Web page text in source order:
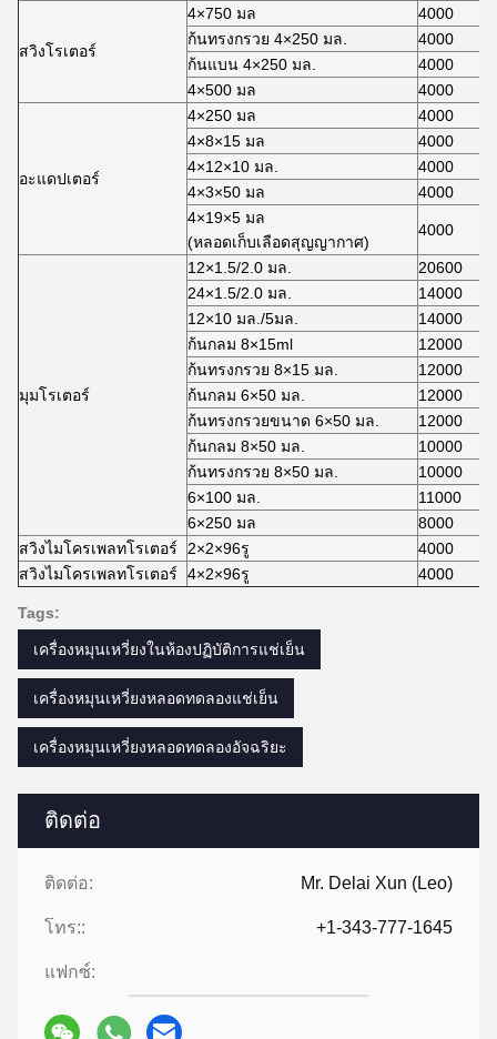
ติดต่อ
ติดต่อ: Mr. Delai Xun (Leo)
โทร:: +1-343-777-1645
แฟกซ์:
สวิงโรเตอร์
4×750 มล
4000
ก้นทรงกรวย 4×250 มล.
4000
ก้นแบน 4×250 มล.
4000
4×500 มล
4000
อะแดปเตอร์
4×250 มล
4000
4×8×15 มล
4000
4×12×10 มล.
4000
4×3×50 มล
4000
4×19×5 มล
(หลอดเก็บเลือดสุญญากาศ)
4000
มุมโรเตอร์
12×1.5/2.0 มล.
20600
24×1.5/2.0 มล.
14000
12×10 มล./5มล.
14000
ก้นกลม 8×15ml
12000
ก้นทรงกรวย 8×15 มล.
12000
ก้นกลม 6×50 มล.
12000
ก้นทรงกรวยขนาด 6×50 มล.
12000
ก้นกลม 8×50 มล.
10000
ก้นทรงกรวย 8×50 มล.
10000
6×100 มล.
11000
6×250 มล
8000
สวิงไมโครเพลทโรเตอร์
2×2×96รู
4000
สวิงไมโครเพลทโรเตอร์
4×2×96รู 4000
Tags:
เครื่องหมุนเหวี่ยงในห้องปฏิบัติการแช่เย็น
เครื่องหมุนเหวี่ยงหลอดทดลองแช่เย็น
เครื่องหมุนเหวี่ยงหลอดทดลองอัจฉริยะ